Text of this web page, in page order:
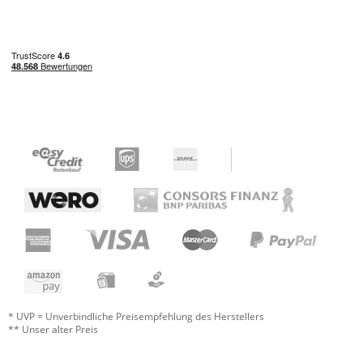
0,5 HE Blende (zb. Adam Hall 872005 VR)
verdecken und schafft somit auch zum
Aufbau
War diese Rezension hilfreich?
* UVP = Unverbindliche Preisempfehlung des Herstellers
** Unser alter Preis